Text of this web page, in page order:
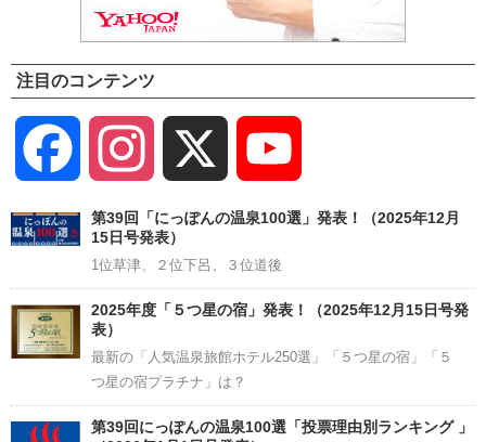
注目のコンテンツ
Facebook Instagram
Channel
第39回「にっぽんの温泉100選」発表！（2025年12月
15日号発表）
1位草津、２位下呂、３位道後
2025年度「５つ星の宿」発表！（2025年12月15日号発
表）
最新の「人気温泉旅館ホテル250選」「５つ星の宿」「５
つ星の宿プラチナ」は？
第39回にっぽんの温泉100選「投票理由別ランキング 」